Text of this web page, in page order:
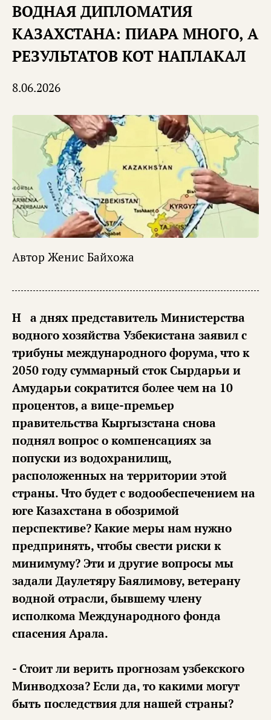
ВОДНАЯ ДИПЛОМАТИЯ
КАЗАХСТАНА: ПИАРА МНОГО, А
РЕЗУЛЬТАТОВ КОТ НАПЛАКАЛ
8.06.2026
Автор Женис Байхожа
На днях представитель Министерства
водного хозяйства Узбекистана заявил с
трибуны международного форума, что к
2050 году суммарный сток Сырдарьи и
Амударьи сократится более чем на 10
процентов, а вице-премьер
правительства Кыргызстана снова
поднял вопрос о компенсациях за
попуски из водохранилищ,
расположенных на территории этой
страны. Что будет с водообеспечением на
юге Казахстана в обозримой
перспективе? Какие меры нам нужно
предпринять, чтобы свести риски к
минимуму? Эти и другие вопросы мы
задали Даулетяру Баялимову, ветерану
водной отрасли, бывшему члену
исполкома Международного фонда
спасения Арала.
- Стоит ли верить прогнозам узбекского
Минводхоза? Если да, то какими могут
быть последствия для нашей страны?